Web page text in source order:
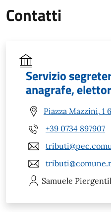
Contatti
Servizio
anagrafe,
Piazza Mazzini, 1
+39 0734 897907
Samuele